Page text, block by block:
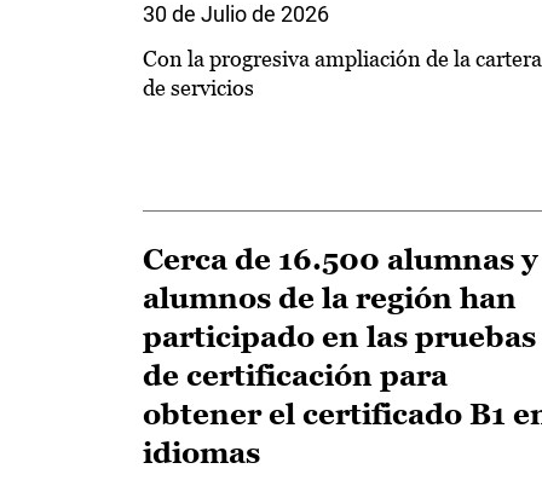
30 de Julio de 2026
Con la progresiva ampliación de la cartera
de servicios
Cerca de 16.500 alumnas y
alumnos de la región han
participado en las pruebas
de certificación para
obtener el certificado B1
idiomas